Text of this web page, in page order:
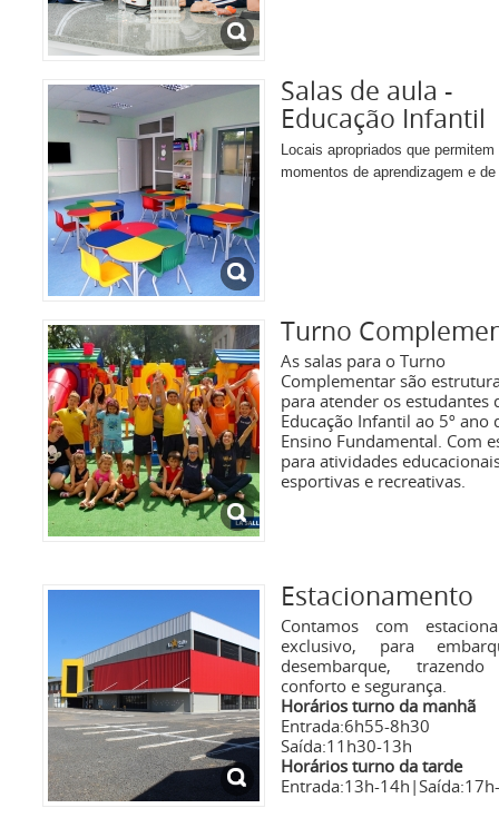
Salas de aula -
Educação Infantil
Locais apropriados que permitem
momentos de aprendizagem e
Turno
As salas para o Turno
Complementar são
para atender os estudantes
Educação Infantil ao 5º ano
Ensino Fundamental. Com
para atividades
esportivas e recreativas.
Estacionamento
Contamos com
exclusivo, para
desembarque,
conforto e segurança.
Horários turno da manhã
Entrada:6h55-8h30
Saída:11h30-13h
Horários turno da tarde
Entrada:13h-